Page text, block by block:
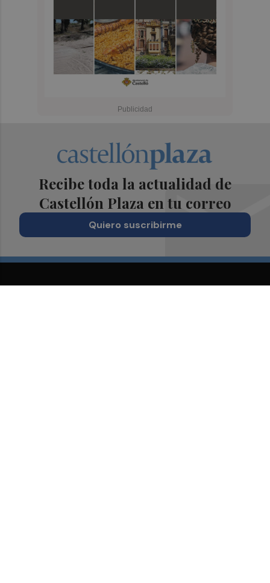
Recibe toda la actualidad de
Castellón Plaza en tu correo
Quiero suscribirme